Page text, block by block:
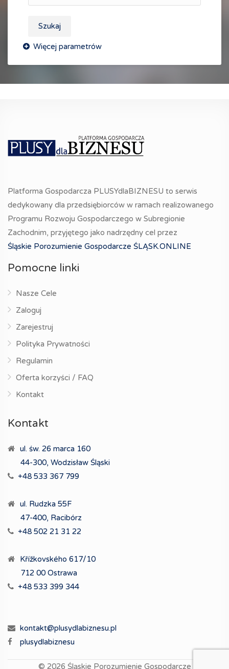
Szukaj
Platforma Gospodarcza PLUSYdlaBIZNESU to serwis
dedykowany dla przedsiębiorców w ramach realizowanego
Programu Rozwoju Gospodarczego w Subregionie
Zachodnim, przyjętego jako nadrzędny cel przez
Śląskie Porozumienie Gospodarcze ŚLĄSK.ONLINE
Pomocne linki
Nasze Cele
Zaloguj
Zarejestruj
Polityka Prywatności
Regulamin
Oferta korzyści / FAQ
Kontakt
Kontakt
ul. św. 26 marca 160
44-300, Wodzisław Śląski
+48 533 367 799
ul. Rudzka 55F
47-400, Racibórz
+48 502 21 31 22
Křížkovského 617/10
712 00 Ostrawa
+48 533 399 344
kontakt@plusydlabiznesu.pl
plusydlabiznesu
© 2026 Śląskie Porozumienie Gospodarcze